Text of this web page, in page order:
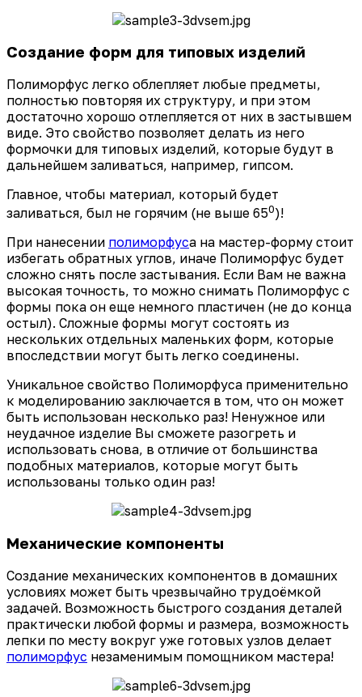
Создание форм для типовых изделий
Полиморфус легко облепляет любые предметы,
полностью повторяя их структуру, и при этом
достаточно хорошо отлепляется от них в застывшем
виде. Это свойство позволяет делать из него
формочки для типовых изделий, которые будут в
дальнейшем заливаться, например, гипсом.
Главное, чтобы материал, который будет
заливаться, был не горячим (не выше 650)!
При нанесении полиморфуса на мастер-форму стоит
избегать обратных углов, иначе Полиморфус будет
сложно снять после застывания. Если Вам не важна
высокая точность, то можно снимать Полиморфус с
формы пока он еще немного пластичен (не до конца
остыл). Сложные формы могут состоять из
нескольких отдельных маленьких форм, которые
впоследствии могут быть легко соединены.
Уникальное свойство Полиморфуса применительно
к моделированию заключается в том, что он может
быть использован несколько раз! Ненужное или
неудачное изделие Вы сможете разогреть и
использовать снова, в отличие от большинства
подобных материалов, которые могут быть
использованы только один раз!
Механические компоненты
Создание механических компонентов в домашних
условиях может быть чрезвычайно трудоёмкой
задачей. Возможность быстрого создания деталей
практически любой формы и размера, возможность
лепки по месту вокруг уже готовых узлов делает
полиморфус незаменимым помощником мастера!